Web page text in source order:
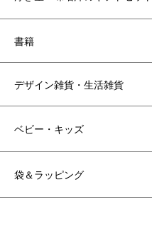
書籍
デザイン雑貨・生活雑貨
ベビー・キッズ
袋＆ラッピング